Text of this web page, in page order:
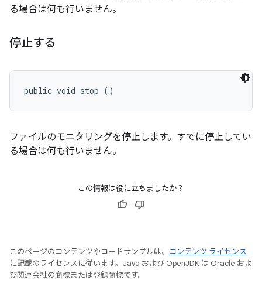
る場合は何も行いません。
停止する
public void stop ()
ファイルのモニタリングを停止します。すでに停止してい
る場合は何も行いません。
この情報は役に立ちましたか？
このページのコンテンツやコードサンプルは、
コンテンツ ライセンス
に記載のライセンスに従います。Java および OpenJDK は Oracle およ
び関連会社の商標または登録商標です。